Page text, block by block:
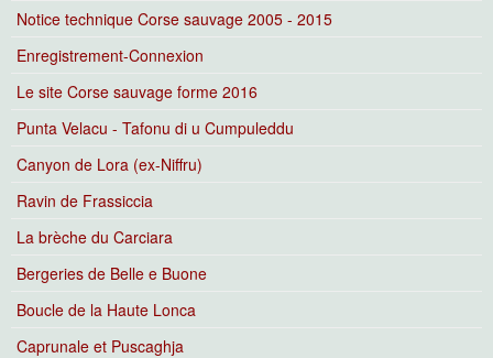
Notice technique Corse sauvage 2005 - 2015
Enregistrement-Connexion
Le site Corse sauvage forme 2016
Punta Velacu - Tafonu di u Cumpuleddu
Canyon de Lora (ex-Niffru)
Ravin de Frassiccia
La brèche du Carciara
Bergeries de Belle e Buone
Boucle de la Haute Lonca
Caprunale et Puscaghja